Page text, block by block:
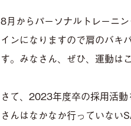
8月からパーソナルトレーニ
インになりますので肩のバキ
す。みなさん、ぜひ、運動は
さて、2023年度卒の採用活
さんはなかなか行っていない